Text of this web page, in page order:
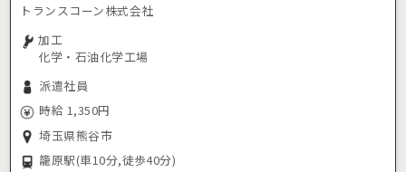
トランスコーン株式会社
加工
化学・石油化学工場
派遣社員
時給 1,350円
埼玉県熊谷市
籠原駅(車10分,徒歩40分)